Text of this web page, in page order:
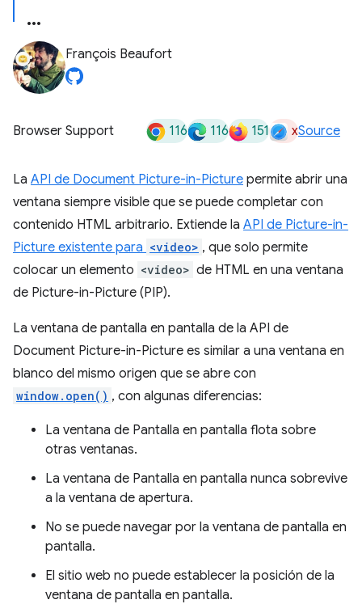
François Beaufort
Browser Support 116 116 151 xSource
La API de Document Picture-in-Picture permite abrir una
ventana siempre visible que se puede completar con
contenido HTML arbitrario. Extiende la API de Picture-in-
Picture existente para <video> , que solo permite
colocar un elemento <video> de HTML en una ventana
de Picture-in-Picture (PIP).
La ventana de pantalla en pantalla de la API de
Document Picture-in-Picture es similar a una ventana en
blanco del mismo origen que se abre con
window.open() , con algunas diferencias:
La ventana de Pantalla en pantalla flota sobre
otras ventanas.
La ventana de Pantalla en pantalla nunca sobrevive
a la ventana de apertura.
No se puede navegar por la ventana de pantalla en
pantalla.
El sitio web no puede establecer la posición de la
ventana de pantalla en pantalla.